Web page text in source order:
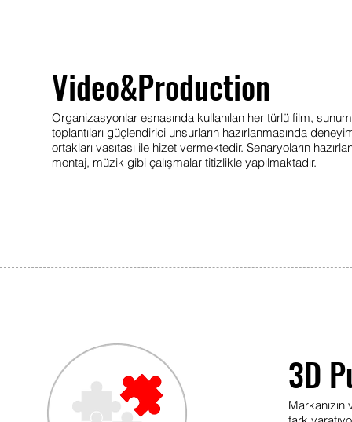
Video&Production
Organizasyonlar esnasında kullanılan her türlü film,
toplantıları güçlendirici unsurların hazırlanmasında
ortakları vasıtası ile hizet vermektedir. Senaryoların
montaj, müzik gibi çalışmalar titizlikle yapılmaktadır.
3D